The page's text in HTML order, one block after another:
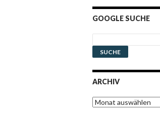
GOOGLE SUCHE
ARCHIV
Archiv